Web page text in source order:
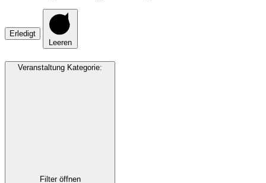
Erledigt
Leeren
Veranstaltung Kategorie:
Filter öffnen